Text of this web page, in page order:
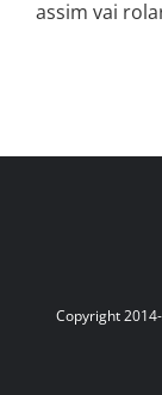
assim vai
Copyright